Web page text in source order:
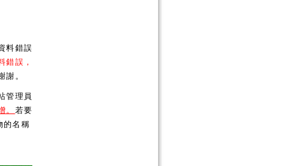
料錯誤
錯誤，
謝。
管理員
。 若要
的名稱